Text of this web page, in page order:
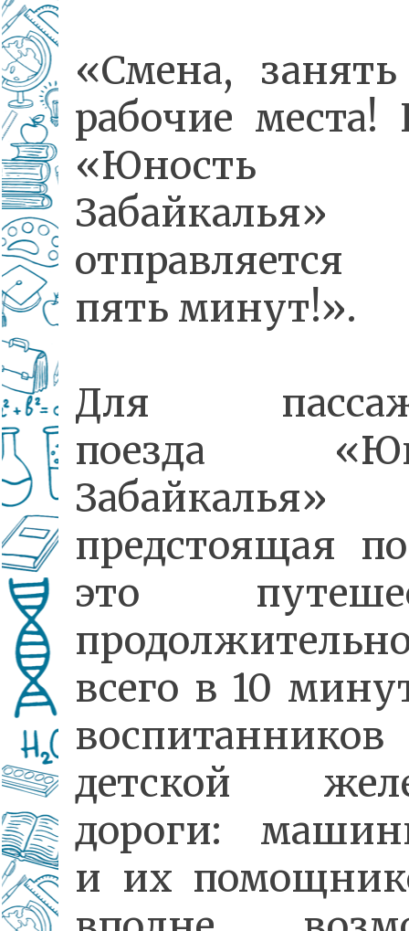
«Смена,
рабочие места!
«Юность
Забайкалья»
отправляется
пять минут!».
Для
поезда
Забайкалья»
предстоящая
это
всего в 10
воспитанников
детской
дороги:
и их